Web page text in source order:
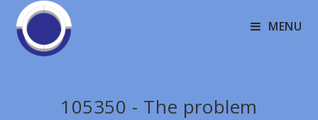
MENU
105350 - The problem